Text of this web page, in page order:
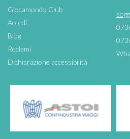
Giocamondo Club
Accedi
Blog
Reclami
Dichiarazione accessibilità